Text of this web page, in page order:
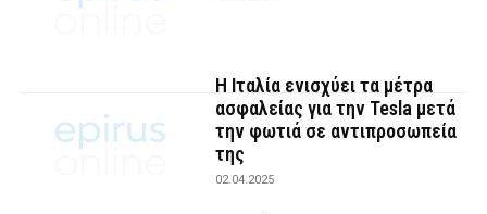
Η Ιταλία ενισχύει τα μέτρα
ασφαλείας για την Tesla μετά
την φωτιά σε αντιπροσωπεία
της
02.04.2025